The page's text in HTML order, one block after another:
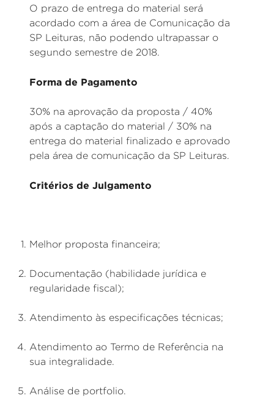
O prazo de entrega do material será
acordado com a área de Comunicação da
SP Leituras, não podendo ultrapassar o
segundo semestre de 2018.
Forma de Pagamento
30% na aprovação da proposta / 40%
após a captação do material / 30% na
entrega do material finalizado e aprovado
pela área de comunicação da SP Leituras.
Critérios de Julgamento
Melhor proposta financeira;
Documentação (habilidade jurídica e
regularidade fiscal);
Atendimento às especificações técnicas;
Atendimento ao Termo de Referência na
sua integralidade.
Análise de portfolio.